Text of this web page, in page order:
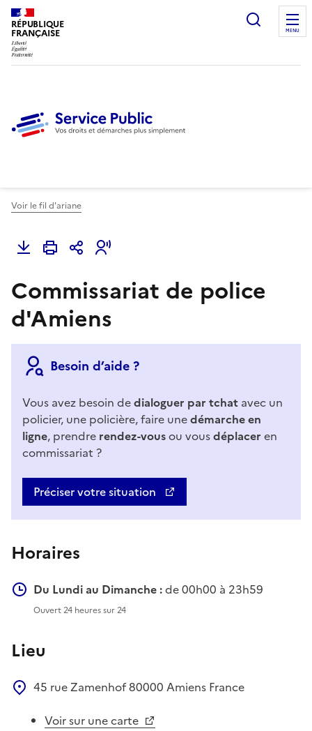
RÉPUBLIQUE
FRANÇAISE
Ouvrir
MENU
Voir le fil d'ariane
Commissariat de police
d'Amiens
Besoin d’aide ?
Vous avez besoin dedialoguer par tchat avec un
policier, une policière, faire unedémarche en
ligne, prendre rendez-vousou vousdéplacer en
commissariat ?
Préciser votre situation
Horaires
Du Lundi au Dimanche :de 00h00 à 23h59
Ouvert 24 heures sur 24
Lieu
45 rue Zamenhof80000 Amiens France
Voir sur une carte